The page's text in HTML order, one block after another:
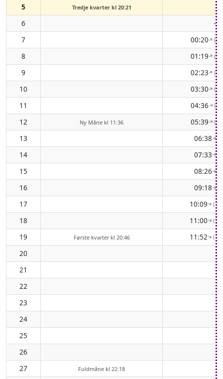
5
Tredje kvarter kl 20:21
6
-
7
00:20↑(
8 01:19↑(
9 02:23↑(
10 03:30↑(
11 04:36↑(
12 Ny Måne kl 11:36 05:39↑(
13 06:38↑
14 07:33↑
15 08:26↑
16 09:18↑
17 10:09↑(
18 11:00↑(
19 Første kvarter kl 20:46 11:52↑(
20
21
22
23
24
25
26
27
Fuldmåne kl 22:18